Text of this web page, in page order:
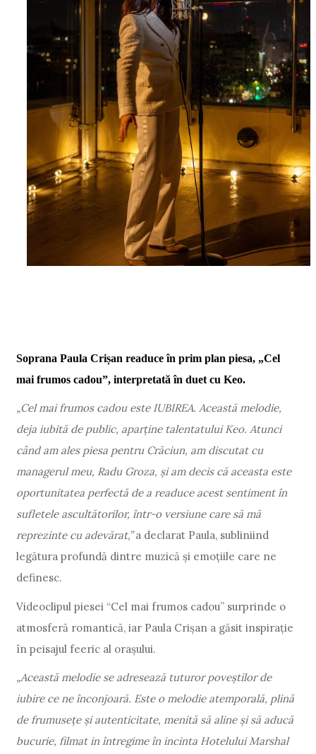
Soprana Paula Crișan readuce în prim plan piesa, „Cel
mai frumos cadou”, interpretată în duet cu Keo.
„Cel mai frumos cadou este IUBIREA. Această melodie,
deja iubită de public, aparține talentatului Keo. Atunci
când am ales piesa pentru Crăciun, am discutat cu
managerul meu, Radu Groza, și am decis că aceasta este
oportunitatea perfectă de a readuce acest sentiment în
sufletele ascultătorilor, într-o versiune care să mă
reprezinte cu adevărat,”a declarat Paula, subliniind
legătura profundă dintre muzică și emoțiile care ne
definesc.
Videoclipul piesei “Cel mai frumos cadou” surprinde o
atmosferă romantică, iar Paula Crișan a găsit inspirație
în peisajul feeric al orașului.
„Această melodie se adresează tuturor poveștilor de
iubire ce ne înconjoară. Este o melodie atemporală, plină
de frumusețe și autenticitate, menită să aline și să aducă
bucurie, filmat in întregime în incinta Hotelului Marshal